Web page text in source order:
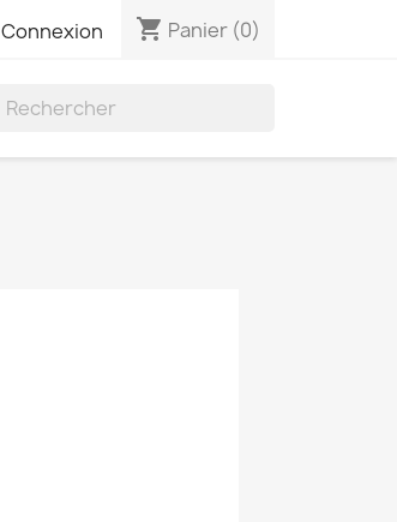
Connexion shopping_cart Panier (0)